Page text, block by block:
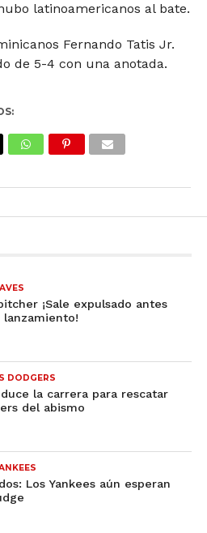
latinoamericanos al bate.
Fernando Tatis Jr.
de 5-4 con una anotada.
¡Sale expulsado antes
DODGERS
la carrera para rescatar
del abismo
Los Yankees aún esperan